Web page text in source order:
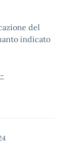
del
indicato